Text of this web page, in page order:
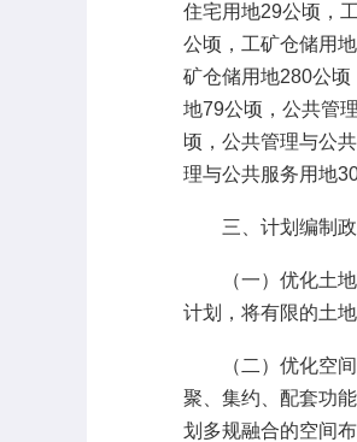
住宅用地29公顷，
公顷，工矿仓储用
矿仓储用地280公
地79公顷，公共管
顷，公共管理与公
理与公共服务用地
三、计划编制政
（一）优化土地
计划，将有限的土
（二）优化空间
聚、集约、配套功
划多规融合的空间布